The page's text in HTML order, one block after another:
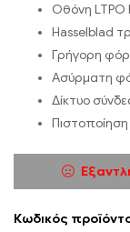
Οθόνη LTPO
Hasselblad
Γρήγορη
Ασύρματη
Δίκτυο
Κωδικός